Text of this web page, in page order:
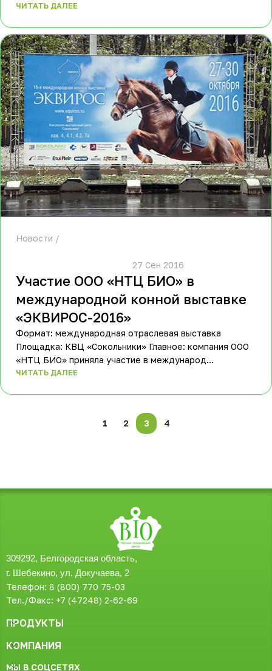
ЧИТАТЬ ДАЛЕЕ
Новости
Участие ООО «НТЦ БИО» в
международной конной выставке
«ЭКВИРОС-2016»
Формат: международная отраслевая выставка
Площадка: КВЦ «Сокольники» Главное: компания ООО
«НТЦ БИО» приняла участие в международ...
ЧИТАТЬ ДАЛЕЕ
1 2 3 4
309292, Белгородская область,
г. Шебекино, ул. Докучаева, 2
Телефон: 8 (800) 770 75-03
Тел./Факс: +7 (47248) 2-62-69
ПРОДУКТЫ
КОМПАНИЯ
МЫ В СОЦСЕТЯХ